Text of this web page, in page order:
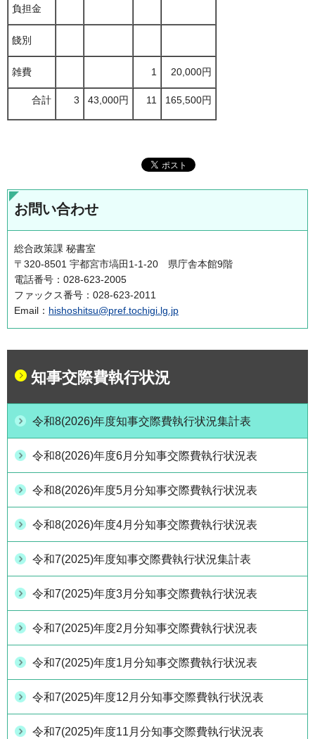
負担金
餞別
雑費 1 20,000円
合計 3 43,000円 11 165,500円
お問い合わせ
総合政策課 秘書室
〒320-8501 宇都宮市塙田1-1-20 県庁舎本館9階
電話番号：028-623-2005
ファックス番号：028-623-2011
Email： hishoshitsu@pref.tochigi.lg.jp
知事交際費執行状況
令和8(2026)年度知事交際費執行状況集計表
令和8(2026)年度6月分知事交際費執行状況表
令和8(2026)年度5月分知事交際費執行状況表
令和8(2026)年度4月分知事交際費執行状況表
令和7(2025)年度知事交際費執行状況集計表
令和7(2025)年度3月分知事交際費執行状況表
令和7(2025)年度2月分知事交際費執行状況表
令和7(2025)年度1月分知事交際費執行状況表
令和7(2025)年度12月分知事交際費執行状況表
令和7(2025)年度11月分知事交際費執行状況表